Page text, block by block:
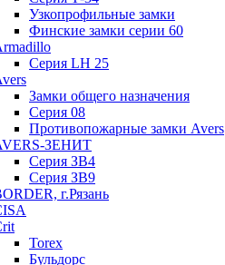
Узкопрофильные замки
Финские замки серии 60
Серия LH 25
Замки общего назначения
Серия 08
Противопожарные замки Avers
ЗЕНИТ
Серия ЗВ4
Серия ЗВ9
г.Рязань
Torex
Бульдорс